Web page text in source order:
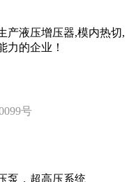
产液压增压器,模内热切,
力的企业！
号
泵，超高压系统